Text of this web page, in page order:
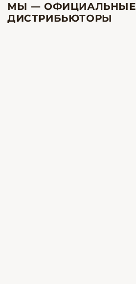
МЫ — ОФИЦИАЛЬНЫЕ
ДИСТРИБЬЮТОРЫ